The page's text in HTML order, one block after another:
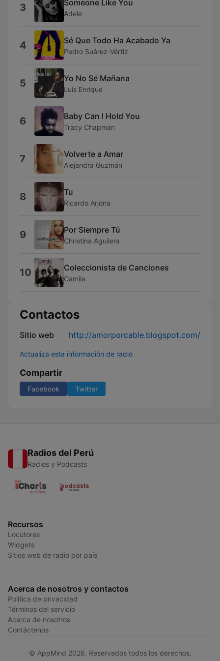
3 Someone Like You
Adele
4 Sé Que Todo Ha Acabado Ya
Pedro Suárez-Vértiz
5 Yo No Sé Mañana
Luis Enrique
6 Baby Can I Hold You
Tracy Chapman
7 Volverte a Amar
Alejandra Guzmán
8 Tu
Ricardo Arjona
9 Por Siempre Tú
Christina Aguilera
10 Coleccionista de Canciones
Camila
Contactos
Sitio web http://amorporcable.blogspot.com/
Actualiza esta información de radio
Compartir
Facebook Twitter
Radios del Perú
Radios y Podcasts
Recursos
Locutores
Widgets
Sitios web de radio por país
Acerca de nosotros y contactos
Política de privacidad
Términos del servicio
Acerca de nosotros
Contáctenos
© AppMind 2026. Reservados todos los derechos.